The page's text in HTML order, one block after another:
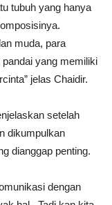
tubuh yang hanya
muda, para
yang memiliki
jelas Chaidir.
setelah
dikumpulkan
dianggap penting.
dengan